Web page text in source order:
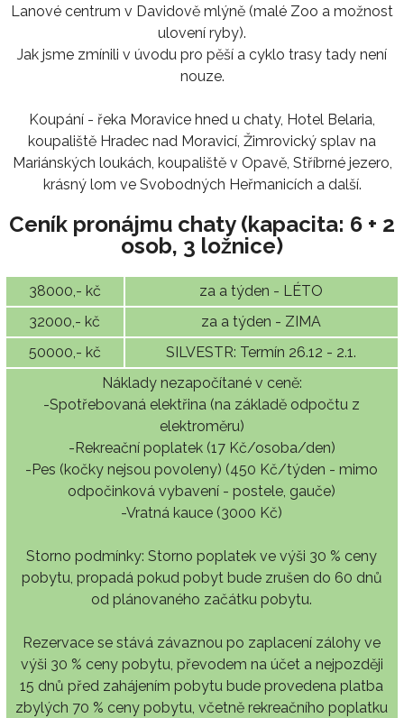
Lanové centrum v Davidově mlýně (malé Zoo a možnost
ulovení ryby).
Jak jsme zmínili v úvodu pro pěší a cyklo trasy tady není
nouze.
Koupání - řeka Moravice hned u chaty, Hotel Belaria,
koupaliště Hradec nad Moravicí, Žimrovický splav na
Mariánských loukách, koupaliště v Opavě, Stříbrné jezero,
krásný lom ve Svobodných Heřmanicích a další.
Ceník pronájmu chaty (kapacita: 6 + 2
osob, 3 ložnice)
38000,- kč
za a týden - LÉTO
32000,- kč
za a týden - ZIMA
50000,- kč
SILVESTR: Termín 26.12 - 2.1.
Náklady nezapočítané v ceně:
-Spotřebovaná elektřina (na základě odpočtu z
elektroměru)
-Rekreační poplatek (17 Kč/osoba/den)
-Pes (kočky nejsou povoleny) (450 Kč/týden - mimo
odpočinková vybavení - postele, gauče)
-Vratná kauce (3000 Kč)
Storno podmínky: Storno poplatek ve výši 30 % ceny
pobytu, propadá pokud pobyt bude zrušen do 60 dnů
od plánovaného začátku pobytu.
Rezervace se stává závaznou po zaplacení zálohy ve
výši 30 % ceny pobytu, převodem na účet a nejpozději
15 dnů před zahájením pobytu bude provedena platba
zbylých 70 % ceny pobytu, včetně rekreačního poplatku